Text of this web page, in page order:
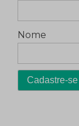
Nome